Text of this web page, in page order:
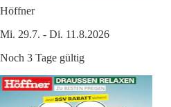
Höffner
Mi. 29.7. - Di. 11.8.2026
Noch 3 Tage gültig